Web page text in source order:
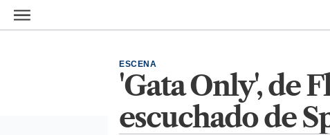
Ir al contenido principal
'Gata Only', de
escuchado de
ESCENA